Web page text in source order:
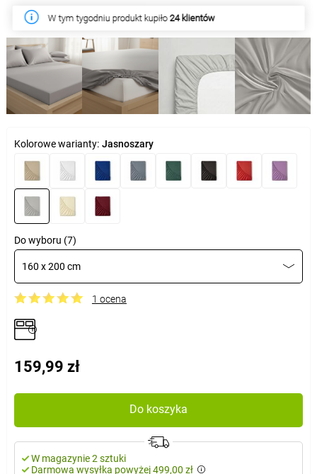
W tym tygodniu produkt kupiło24 klientów
Kolorowe warianty: Jasnoszary
Do wyboru (7)
160 x 200 cm
1 ocena
159,99 zł
Do koszyka
W magazynie 2 sztuki
Darmowa wysyłka powyżej 499,00 zł